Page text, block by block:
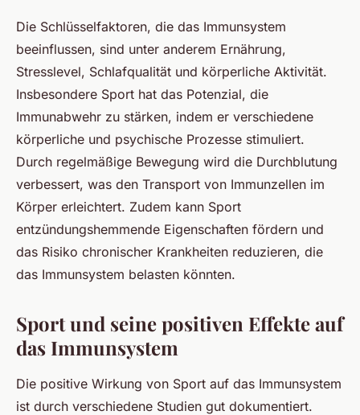
Die Schlüsselfaktoren, die das Immunsystem
beeinflussen, sind unter anderem Ernährung,
Stresslevel, Schlafqualität und körperliche Aktivität.
Insbesondere Sport hat das Potenzial, die
Immunabwehr zu stärken, indem er verschiedene
körperliche und psychische Prozesse stimuliert.
Durch regelmäßige Bewegung wird die Durchblutung
verbessert, was den Transport von Immunzellen im
Körper erleichtert. Zudem kann Sport
entzündungshemmende Eigenschaften fördern und
das Risiko chronischer Krankheiten reduzieren, die
das Immunsystem belasten könnten.
Sport und seine positiven Effekte auf
das Immunsystem
Die positive Wirkung von Sport auf das Immunsystem
ist durch verschiedene Studien gut dokumentiert.